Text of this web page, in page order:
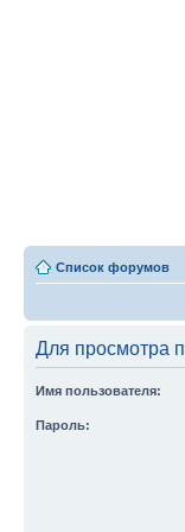
Список форумов
Для просмотра
Имя пользователя:
Пароль: